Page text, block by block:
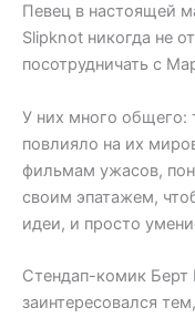
Певец в настоящей
Slipknot никогда не
посотрудничать с
У них много общего:
повлияло на их
фильмам ужасов,
своим эпатажем,
идеи, и просто
Стендап-комик Берт
заинтересовался